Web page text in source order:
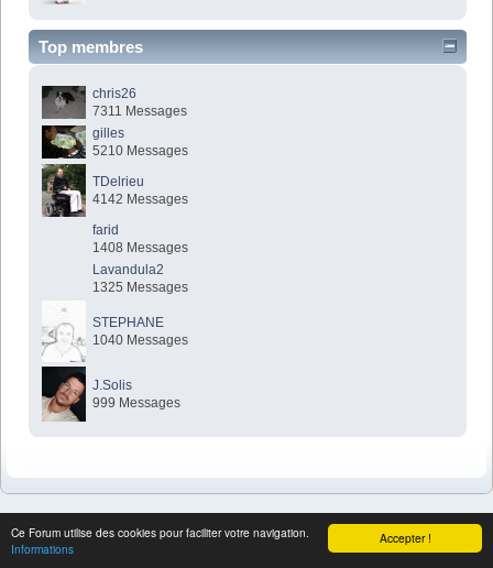
Accepter !
Ce Forum utilise des cookies pour faciliter votre navigation.
Informations
Top membres
chris26
7311 Messages
gilles
5210 Messages
TDelrieu
4142 Messages
farid
1408 Messages
Lavandula2
1325 Messages
STEPHANE
1040 Messages
J.Solis
999 Messages
Simple Audio Video Embedder
SimplePortal 2.3.7 © 2008-2026, SimplePortal